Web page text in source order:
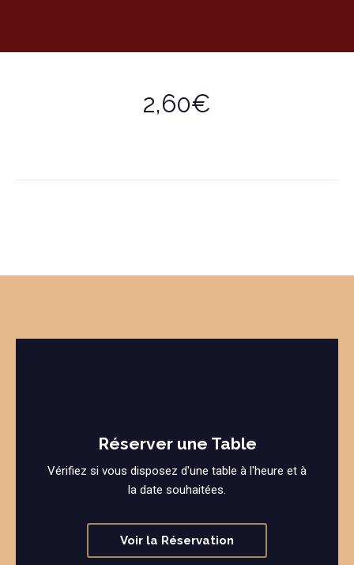
2,60€
Réserver une Table
Vérifiez si vous disposez d'une table à l'heure et à
la date souhaitées.
Voir la Réservation